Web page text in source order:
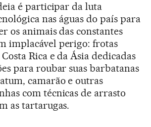
é participar da luta
nas águas do país para
os animais das constantes
implacável perigo: frotas
Rica e da Ásia dedicadas
para roubar suas barbatanas
camarão e outras
com técnicas de arrasto
as tartarugas.